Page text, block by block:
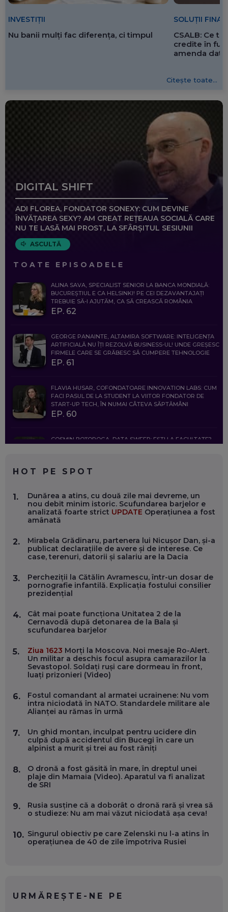
INVESTIȚII
Nu banii mulți fac diferența, ci timpul
SOLUȚII
CSALB: Ce
credite în
amenda
Citește toate...
DIGITAL SHIFT
ADI FLOREA, FONDATOR SONEXY: CUM DEVINE
ÎNVĂȚAREA SEXY? AM CREAT REȚEAUA SOCIALĂ CARE
NU TE LASĂ MAI PROST, LA SFÂRȘITUL SESIUNII
ASCULTĂ
TOATE EPISOADELE
ALINA SAVA, SPECIALIST SENIOR LA BANCA MONDIALĂ:
BUCUREȘTIUL E CA HELSINKI! PE CEI DEZAVANTAJAȚI
TREBUIE SĂ-I AJUTĂM, CA SĂ CREASCĂ ROMÂNIA
EP. 62
GEORGE PANAINTE, ALTAMIRA SOFTWARE: INTELIGENȚA
ARTIFICIALĂ NU ÎȚI REZOLVĂ BUSINESS-UL! UNDE GREȘESC
FIRMELE CARE SE GRĂBESC SĂ CUMPERE TEHNOLOGIE
EP. 61
FLAVIA HUSAR, COFONDATOARE INNOVATION LABS: CUM
FACI PASUL DE LA STUDENT LA VIITOR FONDATOR DE
START-UP TECH, ÎN NUMAI CÂTEVA SĂPTĂMÂNI
EP. 60
COSMIN BOȚOROGA, DATA SWEEP: EȘTI LA FACULTATE?
FOLOSEȘTI TEHNOLOGIA CA SĂ FII MAI BUN LA JOB. ȘI CUM
SE VA SCHIMBA MUNCA, ÎN URMĂTORII ANI
EP. 58
MARIUS PAȘCULEA, COFONDATOR AL KULTH: CUM
FOLOSEȘTI TEHNOLOGIA CA SĂ ÎȚI DESCHIZI DRUMUL
CĂTRE ARTĂ, LA NIVEL GLOBAL
ANDREI AVĂDANEI, BIT SENTINEL: CUM ÎȚI PROTEJEZI
CARIERĂ DE „HACKER CU PERMIS”
EP. 56
DOINA VÎLCEANU, CONTENTSPEED: VREI SUCCES ONLINE?
ÎNVAȚĂ AEO ȘI GEO!
EP. 55
OLIVIU MATEI, HOLISUN: SOFTWARE DE LA CLUJ PENTRU
WASHINGTON, OCHELARI INTELIGENȚI ȘI FERME
VERTICALE FĂRĂ PĂMÂNT
VALENTIN VANCEA, CEO AL PATRIA BANK: AUTOMATIZĂM
INSTITUȚIILE STATULUI?
EP. 53
GLOBALĂ, FĂRĂ SĂ PIERZI LEGĂTURA CU COMUNITATEA
TA LOCALĂ - ȘI CE SĂ DAI ÎNAPOI
ROBERT GRAUR, FOMO: SPEAKERUL PE SCENĂ, INVITATUL
RADU MOȚOC, TECHSOUP: O TREIME DINTRE
HOT PE SPOT
1.
Dunărea a atins, cu două zile mai devreme, un
nou debit minim istoric. Scufundarea barjelor e
analizată foarte strict UPDATE Operațiunea a fost
amânată
2.
Mirabela Grădinaru, partenera lui Nicușor Dan, și-a
publicat declarațiile de avere și de interese. Ce
case, terenuri, datorii și salariu are la Dacia
3.
Percheziții la Cătălin Avramescu, într-un dosar de
pornografie infantilă. Explicația fostului consilier
prezidențial
4.
Cât mai poate funcționa Unitatea 2 de la
Cernavodă după detonarea de la Bala și
scufundarea barjelor
5. Ziua 1623 Morți la Moscova. Noi mesaje Ro-Alert.
Un militar a deschis focul asupra camarazilor la
Sevastopol. Soldați ruși care dormeau în front,
luați prizonieri (Video)
6.
Fostul comandant al armatei ucrainene: Nu vom
intra niciodată în NATO. Standardele militare ale
Alianței au rămas în urmă
7.
Un ghid montan, inculpat pentru ucidere din
culpă după accidentul din Bucegi în care un
alpinist a murit și trei au fost răniți
8.
O dronă a fost găsită în mare, în dreptul unei
plaje din Mamaia (Video). Aparatul va fi analizat
de SRI
9.
Rusia susține că a doborât o dronă rară și vrea să
o studieze: Nu am mai văzut niciodată așa ceva!
10. Singurul obiectiv pe care Zelenski nu l-a atins în
operațiunea de 40 de zile împotriva Rusiei
URMĂREȘTE-NE PE